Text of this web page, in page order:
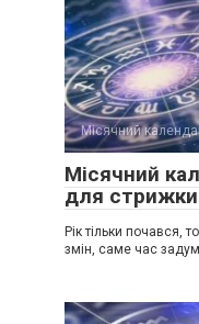
Місячний
Місячний
для
Рік тільки почався,
змін, саме час